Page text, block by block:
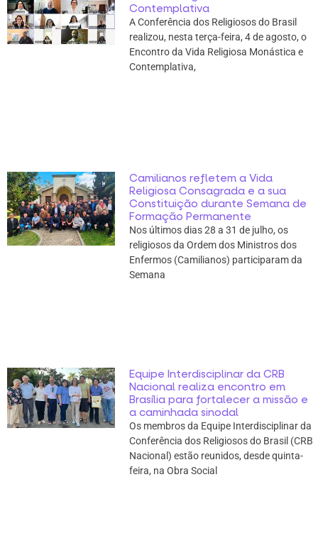
Contemplativa
A Conferência dos Religiosos do Brasil
realizou, nesta terça-feira, 4 de agosto, o
Encontro da Vida Religiosa Monástica e
Contemplativa,
Camilianos refletem a Vida
Religiosa Consagrada e a sua
Constituição durante Semana de
Formação Permanente
Nos últimos dias 28 a 31 de julho, os
religiosos da Ordem dos Ministros dos
Enfermos (Camilianos) participaram da
Semana
Equipe Interdisciplinar da CRB
Nacional realiza encontro em
Brasília para fortalecer a missão e
a caminhada sinodal
Os membros da Equipe Interdisciplinar da
Conferência dos Religiosos do Brasil (CRB
Nacional) estão reunidos, desde quinta-
feira, na Obra Social